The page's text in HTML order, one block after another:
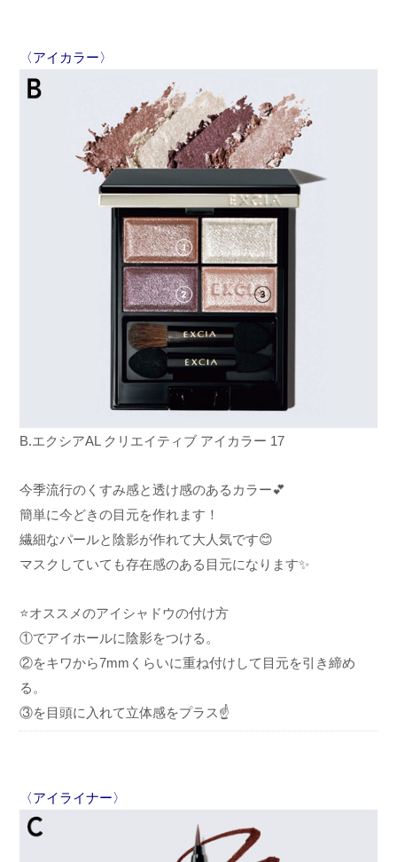
〈アイカラー〉
B.エクシアAL クリエイティブ アイカラー 17
今季流行のくすみ感と透け感のあるカラー💕
簡単に今どきの目元を作れます！
繊細なパールと陰影が作れて大人気です😊
マスクしていても存在感のある目元になります✨
⭐オススメのアイシャドウの付け方
①でアイホールに陰影をつける。
②をキワから7mmくらいに重ね付けして目元を引き締め
る。
③を目頭に入れて立体感をプラス☝️
〈アイライナー〉